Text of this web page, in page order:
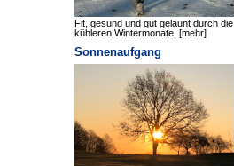
Fit, gesund und gut gelaunt durch die
kühleren Wintermonate. [mehr]
Sonnenaufgang